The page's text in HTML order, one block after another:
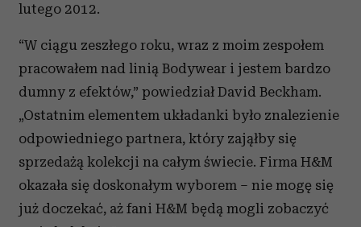
lutego 2012.
“W ciągu zeszłego roku, wraz z moim zespołem
pracowałem nad linią Bodywear i jestem bardzo
dumny z efektów,” powiedział David Beckham.
„Ostatnim elementem układanki było znalezienie
odpowiedniego partnera, który zająłby się
sprzedażą kolekcji na całym świecie. Firma H&M
okazała się doskonałym wyborem – nie mogę się
już doczekać, aż fani H&M będą mogli zobaczyć